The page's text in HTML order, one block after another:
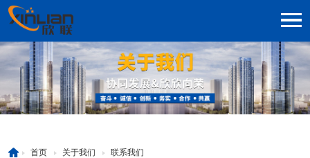
首页 关于我们 联系我们